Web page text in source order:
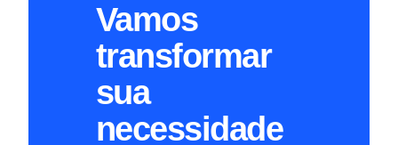
Vamos
transformar
sua
necessidade